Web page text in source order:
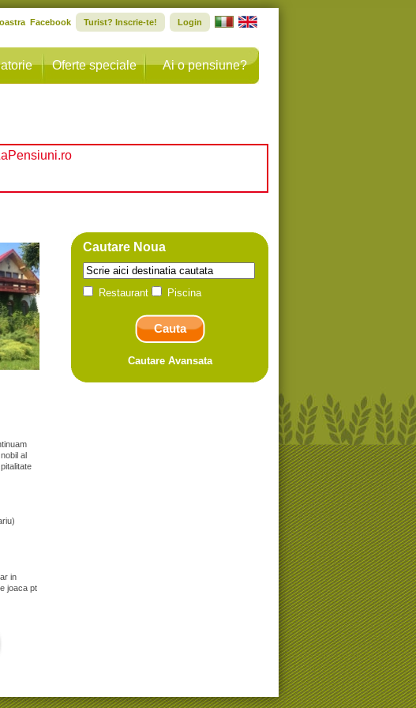
Oferte speciale Ai o pensiune?
Facebook Turist? Inscrie-te! Login
al
in
joaca pt
Cautare Noua
Restaurant Piscina
Cautare Avansata